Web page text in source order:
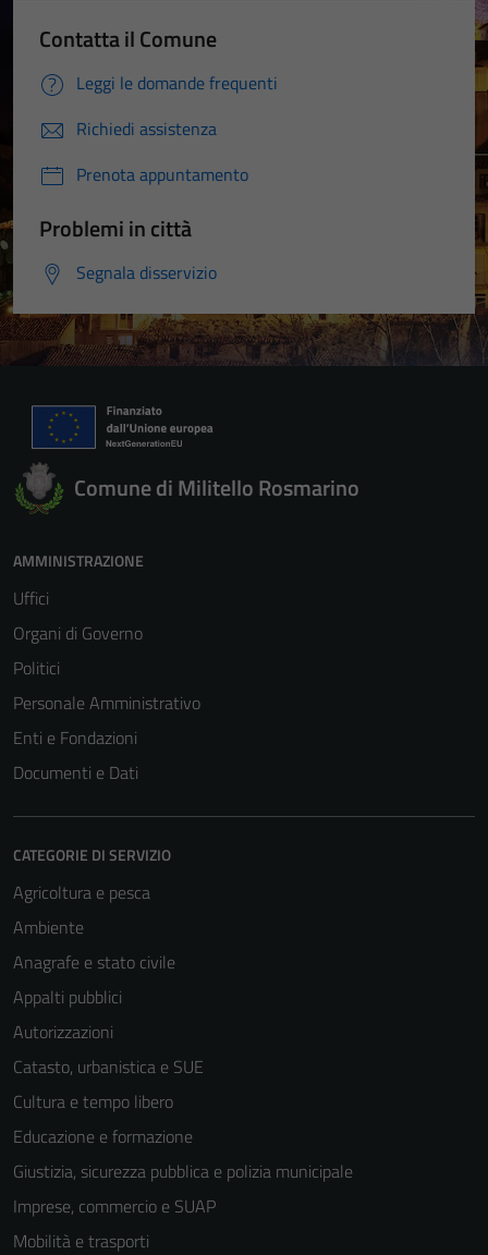
Contatta il Comune
Leggi le domande frequenti
Richiedi assistenza
Prenota appuntamento
Problemi in città
Segnala disservizio
Comune di Militello Rosmarino
AMMINISTRAZIONE
Uffici
Organi di Governo
Politici
Personale Amministrativo
Enti e Fondazioni
Documenti e Dati
CATEGORIE DI SERVIZIO
Agricoltura e pesca
Ambiente
Anagrafe e stato civile
Appalti pubblici
Autorizzazioni
Catasto, urbanistica e SUE
Cultura e tempo libero
Educazione e formazione
Giustizia, sicurezza pubblica e polizia municipale
Imprese, commercio e SUAP
Mobilità e trasporti
Questi cookie